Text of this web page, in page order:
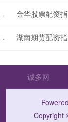
· 金华股票配资
· 湖南期货配资
诚多网
Copyright